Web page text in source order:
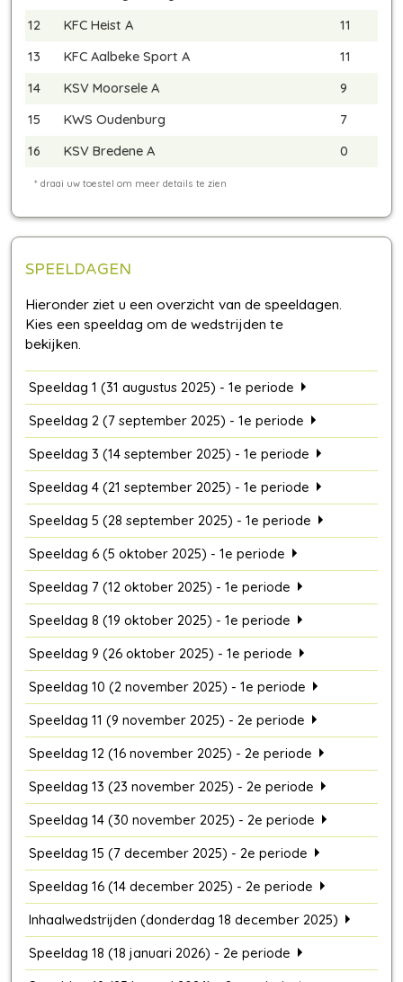
12
KFC Heist A
11
13
KFC Aalbeke Sport A
11
14
KSV Moorsele A
9
15
KWS Oudenburg
7
16
KSV Bredene A 0
SPEELDAGEN
Speeldag 1 (31 augustus 2025) - 1e periode
Speeldag 2 (7 september 2025) - 1e periode
Speeldag 3 (14 september 2025) - 1e periode
Speeldag 4 (21 september 2025) - 1e periode
Speeldag 5 (28 september 2025) - 1e periode
Speeldag 6 (5 oktober 2025) - 1e periode
Speeldag 7 (12 oktober 2025) - 1e periode
Speeldag 8 (19 oktober 2025) - 1e periode
Speeldag 9 (26 oktober 2025) - 1e periode
Speeldag 10 (2 november 2025) - 1e periode
Speeldag 11 (9 november 2025) - 2e periode
Speeldag 12 (16 november 2025) - 2e periode
Speeldag 13 (23 november 2025) - 2e periode
Speeldag 14 (30 november 2025) - 2e periode
Speeldag 15 (7 december 2025) - 2e periode
Speeldag 16 (14 december 2025) - 2e periode
Inhaalwedstrijden (donderdag 18 december 2025)
Speeldag 18 (18 januari 2026) - 2e periode